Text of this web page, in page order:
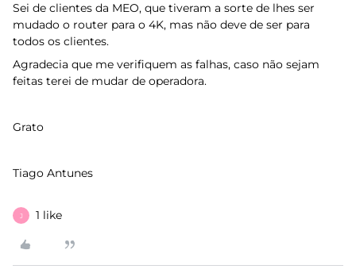
Sei de clientes da MEO, que tiveram a sorte de lhes ser
mudado o router para o 4K, mas não deve de ser para
todos os clientes.
Agradecia que me verifiquem as falhas, caso não sejam
feitas terei de mudar de operadora.
Grato
Tiago Antunes
J 1 like